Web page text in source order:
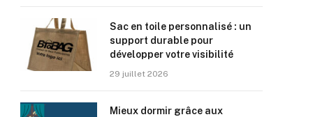
Sac en toile personnalisé : un
support durable pour
développer votre visibilité
29 juillet 2026
Mieux dormir grâce aux